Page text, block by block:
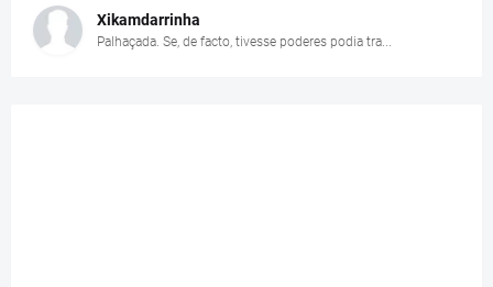
Xikamdarrinha
Palhaçada. Se, de facto, tivesse poderes podia tra...